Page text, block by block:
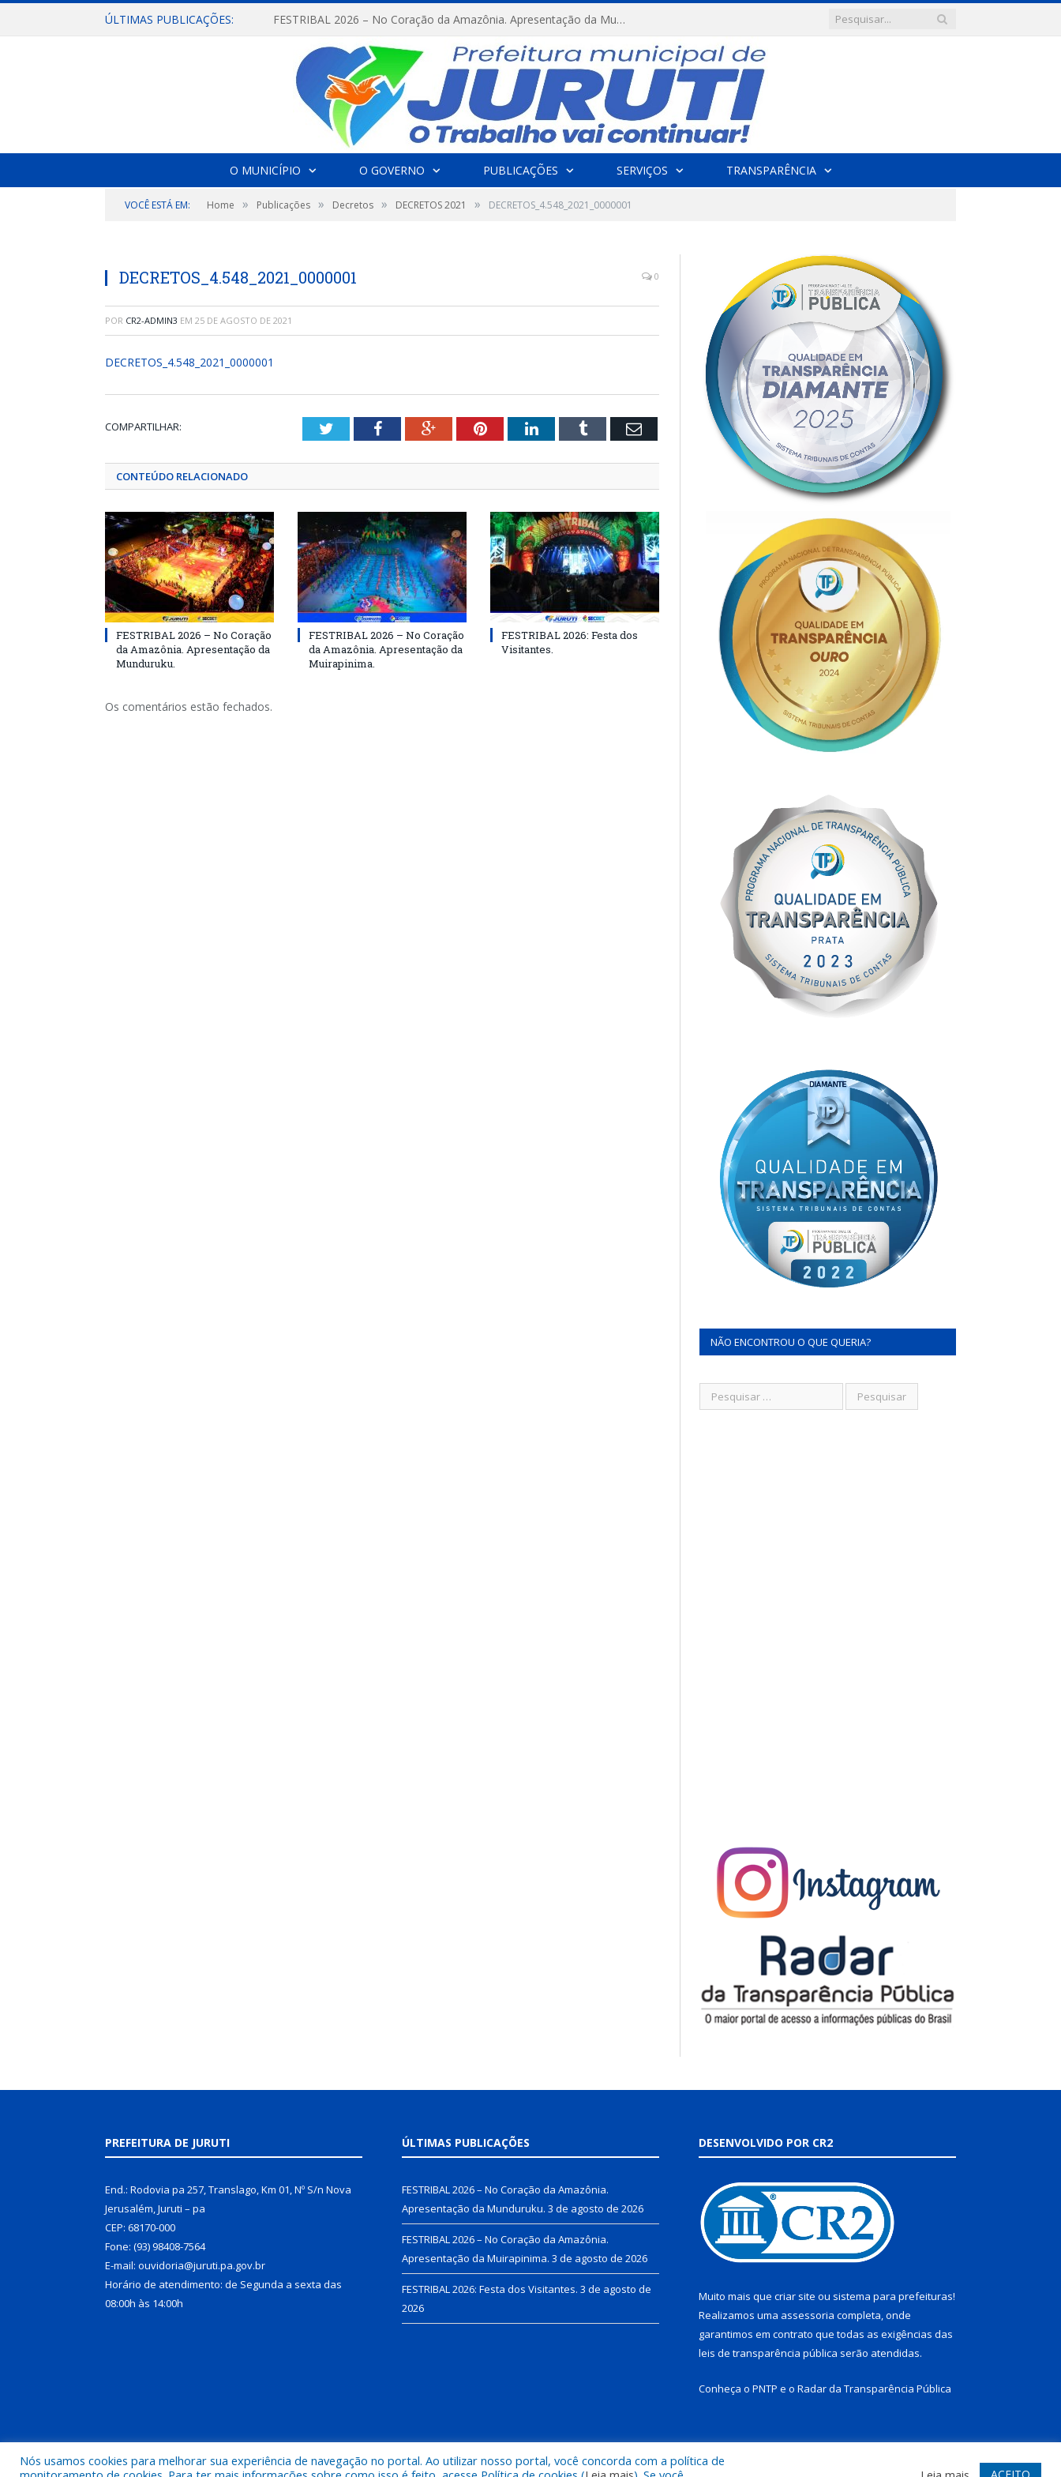
ÚLTIMAS PUBLICAÇÕES: FESTRIBAL 2026 – No Coração da Amazônia. Apresentação da Munduruku.
O MUNICÍPIO O GOVERNO PUBLICAÇÕES SERVIÇOS TRANSPARÊNCIA
VOCÊ ESTÁ EM: Home » Publicações » Decretos » DECRETOS 2021 » DECRETOS_4.548_2021_0000001
DECRETOS_4.548_2021_0000001 0
POR CR2-ADMIN3 EM 25 DE AGOSTO DE 2021
DECRETOS_4.548_2021_0000001
COMPARTILHAR: TwitterFacebookGoogle+PinterestLinkedInTumblr Email
CONTEÚDO RELACIONADO
FESTRIBAL 2026 – No Coração
da Amazônia. Apresentação da
Munduruku.
FESTRIBAL 2026 – No Coração
da Amazônia. Apresentação da
Muirapinima.
FESTRIBAL 2026: Festa dos
Visitantes.
Os comentários estão fechados.
NÃO ENCONTROU O QUE QUERIA?
PREFEITURA DE JURUTI
End.: Rodovia pa 257, Translago, Km 01, Nº S/n Nova
Jerusalém, Juruti – pa
CEP: 68170-000
Fone: (93) 98408-7564
E-mail: ouvidoria@juruti.pa.gov.br
Horário de atendimento: de Segunda a sexta das
08:00h às 14:00h
ÚLTIMAS PUBLICAÇÕES
FESTRIBAL 2026 – No Coração da Amazônia.
Apresentação da Munduruku. 3 de agosto de 2026
FESTRIBAL 2026 – No Coração da Amazônia.
Apresentação da Muirapinima. 3 de agosto de 2026
FESTRIBAL 2026: Festa dos Visitantes. 3 de agosto de
2026
DESENVOLVIDO POR CR2
Muito mais que criar site ou sistema para prefeituras!
Realizamos uma assessoria completa, onde
garantimos em contrato que todas as exigências das
leis de transparência pública serão atendidas.
Conheça o PNTP e o Radar da Transparência Pública
Todos os direitos reservados a Prefeitura Municipal de Juruti. Mapa do Site Acessar Webmail
Nós usamos cookies para melhorar sua experiência de navegação no portal. Ao utilizar nosso portal, você concorda com a política de
ACEITO